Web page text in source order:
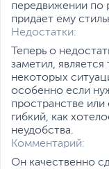
передвижении по
придает ему
Недостатки:
Теперь о
заметил,
некоторых
особенно если
пространстве или
гибкий, как
неудобства.
Комментарий:
Он качественно